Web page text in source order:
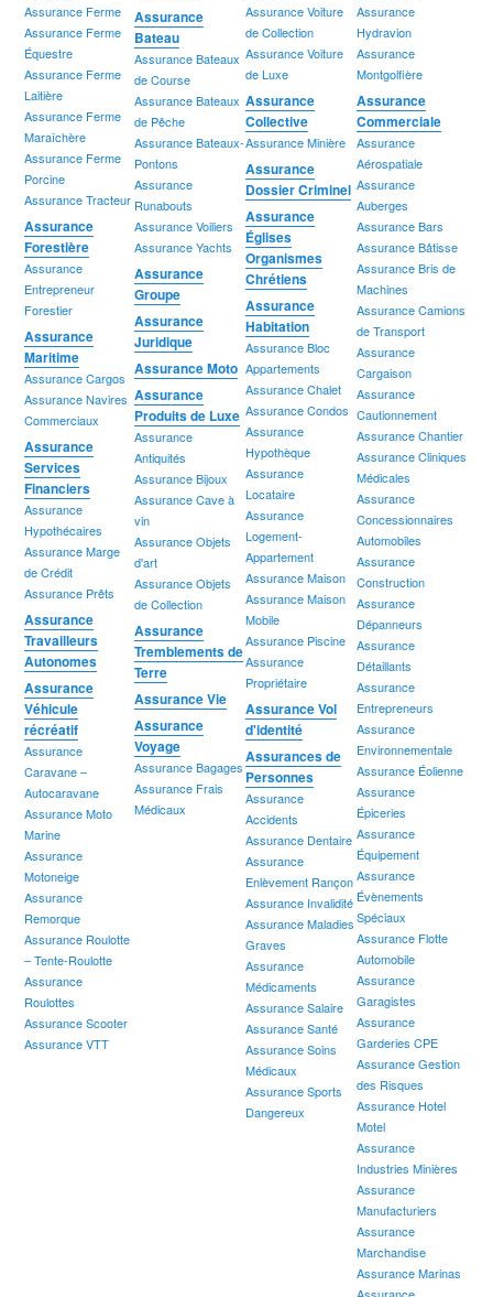
Assurance Ferme
Assurance Ferme
Équestre
Assurance Ferme
Laitière
Assurance Ferme
Maraîchère
Assurance Ferme
Porcine
Assurance Tracteur
Assurance Voiture
de Collection
Assurance Voiture
de Luxe
Assurance
Hydravion
Assurance
Montgolfière
Assurance
Bateau
Assurance Bateaux
de Course
Assurance Bateaux
de Pêche
Assurance Bateaux-
Pontons
Assurance
Runabouts
Assurance Voiliers
Assurance Yachts
Assurance
Collective
Assurance Minière
Assurance
Commerciale
Assurance
Aérospatiale
Assurance
Auberges
Assurance Bars
Assurance Bâtisse
Assurance Bris de
Machines
Assurance Camions
de Transport
Assurance
Cargaison
Assurance
Cautionnement
Assurance Chantier
Assurance Cliniques
Médicales
Assurance
Concessionnaires
Automobiles
Assurance
Construction
Assurance
Dépanneurs
Assurance
Détaillants
Assurance
Entrepreneurs
Assurance
Environnementale
Assurance Éolienne
Assurance
Épiceries
Assurance
Équipement
Assurance
Évènements
Spéciaux
Assurance Flotte
Automobile
Assurance
Garagistes
Assurance
Garderies CPE
Assurance Gestion
des Risques
Assurance Hotel
Motel
Assurance
Industries Minières
Assurance
Manufacturiers
Assurance
Marchandise
Assurance Marinas
Assurance
Assurance
Dossier Criminel
Assurance
Églises
Organismes
Chrétiens
Assurance
Forestière
Assurance
Entrepreneur
Forestier
Assurance
Groupe
Assurance
Habitation
Assurance Bloc
Appartements
Assurance Chalet
Assurance Condos
Assurance
Hypothèque
Assurance
Locataire
Assurance
Logement-
Appartement
Assurance Maison
Assurance Maison
Mobile
Assurance Piscine
Assurance
Propriétaire
Assurance
Juridique
Assurance
Maritime
Assurance Cargos
Assurance Navires
Commerciaux
Assurance Moto
Assurance
Produits de Luxe
Assurance
Antiquités
Assurance Bijoux
Assurance Cave à
vin
Assurance Objets
d'art
Assurance Objets
de Collection
Assurance
Services
Financiers
Assurance
Hypothécaires
Assurance Marge
de Crédit
Assurance Prêts
Assurance
Travailleurs
Autonomes
Assurance
Tremblements de
Terre
Assurance
Véhicule
récréatif
Assurance
Caravane –
Autocaravane
Assurance Moto
Marine
Assurance
Motoneige
Assurance
Remorque
Assurance Roulotte
– Tente-Roulotte
Assurance
Roulottes
Assurance Scooter
Assurance VTT
Assurance Vie
Assurance Vol
d'identité
Assurance
Voyage
Assurance Bagages
Assurance Frais
Médicaux
Assurances de
Personnes
Assurance
Accidents
Assurance Dentaire
Assurance
Enlèvement Rançon
Assurance Invalidité
Assurance Maladies
Graves
Assurance
Médicaments
Assurance Salaire
Assurance Santé
Assurance Soins
Médicaux
Assurance Sports
Dangereux